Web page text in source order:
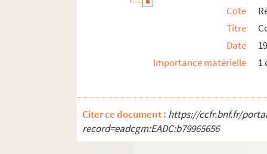
Cote
Titre
Date
Importance matérielle
1
Citer ce document : https://ccfr.bnf.fr/
record=eadcgm:EADC:b79965656